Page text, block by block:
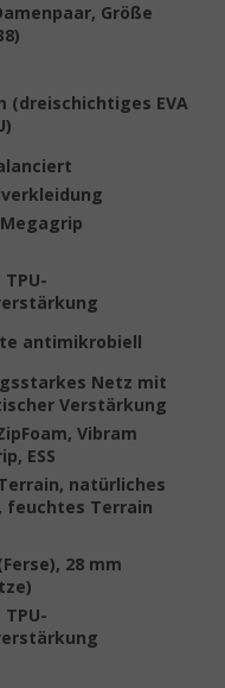
Größe
(dreischichtiges EVA
antimikrobiell
Netz mit
Verstärkung
Vibram
ESS
natürliches
feuchtes Terrain
28 mm